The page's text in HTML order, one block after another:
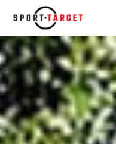
HOME
SOCCERTARGET